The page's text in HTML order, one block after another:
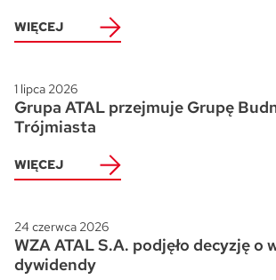
WIĘCEJ
1 lipca 2026
Grupa ATAL przejmuje Grupę
Trójmiasta
WIĘCEJ
24 czerwca 2026
WZA ATAL S.A. podjęło decyzję o
dywidendy